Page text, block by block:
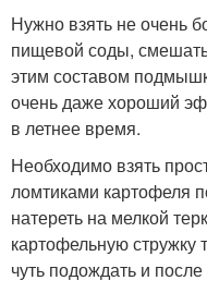
Нужно взять не очень
пищевой соды,
этим составом
очень даже хороший
в летнее время.
Необходимо взять
ломтиками картофеля
натереть на мелкой
картофельную
чуть подождать и